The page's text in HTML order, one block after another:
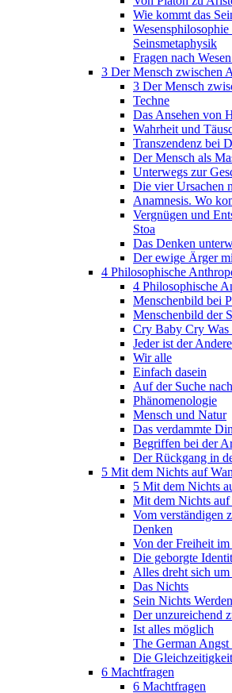
Wie kommt das
Wesensphilosophie
Seinsmetaphysik
Fragen nach
3 Der Mensch zwischen
3 Der Mensch
Techne
Das Ansehen von
Wahrheit und
Transzendenz bei
Der Mensch als
Unterwegs zur
Die vier Ursachen
Anamnesis. Wo
Vergnügen und
Stoa
Das Denken
Der ewige Ärger
4 Philosophische
4 Philosophische
Menschenbild bei
Menschenbild der
Cry Baby Cry Was
Jeder ist der
Wir alle
Einfach dasein
Auf der Suche
Phänomenologie
Mensch und Natur
Das verdammte
Begriffen bei der
Der Rückgang in
5 Mit dem Nichts auf
5 Mit dem Nichts
Mit dem Nichts auf
Vom verständigen
Denken
Von der Freiheit im
Die geborgte
Alles dreht sich
Das Nichts
Sein Nichts Werden
Der unzureichend
Ist alles möglich
The German
Die
6 Machtfragen
6 Machtfragen